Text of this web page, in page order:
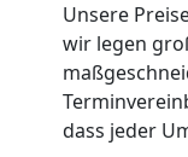
Unsere
wir legen
dass jeder
Umzug